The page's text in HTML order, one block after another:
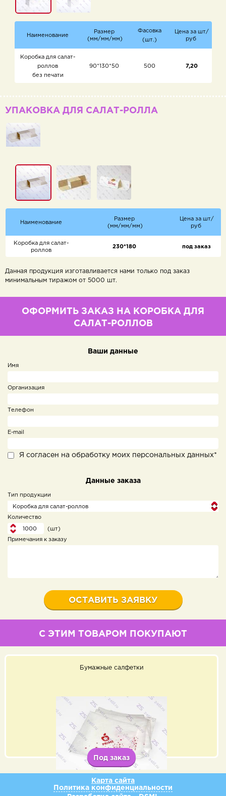
Наименование
Размер
(мм/мм/мм)
Фасовка
(шт.)
Цена за шт/
руб
Коробка для салат-
роллов
без печати
90*130*50 500 7,20
УПАКОВКА ДЛЯ САЛАТ-РОЛЛА
Наименование
Размер
(мм/мм/мм)
Цена за шт/
руб
Коробка для салат-
роллов
230*180 под заказ
Данная продукция изготавливается нами только под заказ
минимальным тиражом от 5000 шт.
ОФОРМИТЬ ЗАКАЗ НА КОРОБКА ДЛЯ
САЛАТ-РОЛЛОВ
Ваши данные
Имя
Организация
Телефон
E-mail
Я согласен на обработку моих персональных данных*
Данные заказа
Тип продукции
Количество
(шт)
Примечания к заказу
С ЭТИМ ТОВАРОМ ПОКУПАЮТ
Бумажные салфетки
Под заказ
Карта сайта
Политика конфиденциальности